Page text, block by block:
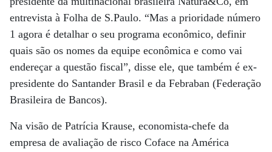
entrevista à Folha de S.Paulo. “Mas a prioridade número
1 agora é detalhar o seu programa econômico, definir
quais são os nomes da equipe econômica e como vai
endereçar a questão fiscal”, disse ele, que também é ex-
presidente do Santander Brasil e da Febraban (Federação
Brasileira de Bancos).
Na visão de Patrícia Krause, economista-chefe da
empresa de avaliação de risco Coface na América